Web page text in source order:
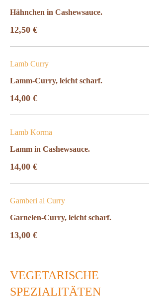
Hähnchen in Cashewsauce.
12,50 €
Lamb Curry
Lamm-Curry, leicht scharf.
14,00 €
Lamb Korma
Lamm in Cashewsauce.
14,00 €
Gamberi al Curry
Garnelen-Curry, leicht scharf.
13,00 €
VEGETARISCHE
SPEZIALITÄTEN